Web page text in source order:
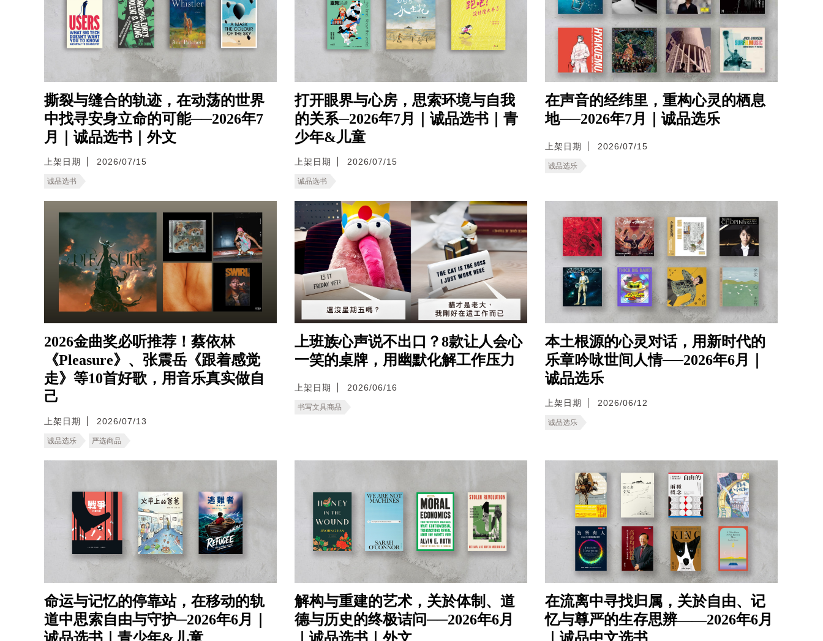
撕裂与缝合的轨迹，在动荡的世界
中找寻安身立命的可能──2026年7
月｜诚品选书｜外文
上架日期 2026/07/15
诚品选书
打开眼界与心房，思索环境与自我
的关系─2026年7月｜诚品选书｜青
少年&儿童
上架日期 2026/07/15
诚品选书
在声音的经纬里，重构心灵的栖息
地──2026年7月｜诚品选乐
上架日期 2026/07/15
诚品选乐
2026金曲奖必听推荐！蔡依林
《Pleasure》、张震岳《跟着感觉
走》等10首好歌，用音乐真实做自
己
上架日期 2026/07/13
诚品选乐 严选商品
上班族心声说不出口？8款让人会心
一笑的桌牌，用幽默化解工作压力
上架日期 2026/06/16
书写文具商品
本土根源的心灵对话，用新时代的
乐章吟咏世间人情──2026年6月｜
诚品选乐
上架日期 2026/06/12
诚品选乐
命运与记忆的停靠站，在移动的轨
道中思索自由与守护─2026年6月｜
解构与重建的艺术，关於体制、道
德与历史的终极诘问──2026年6月
在流离中寻找归属，关於自由、记
忆与尊严的生存思辨——2026年6月